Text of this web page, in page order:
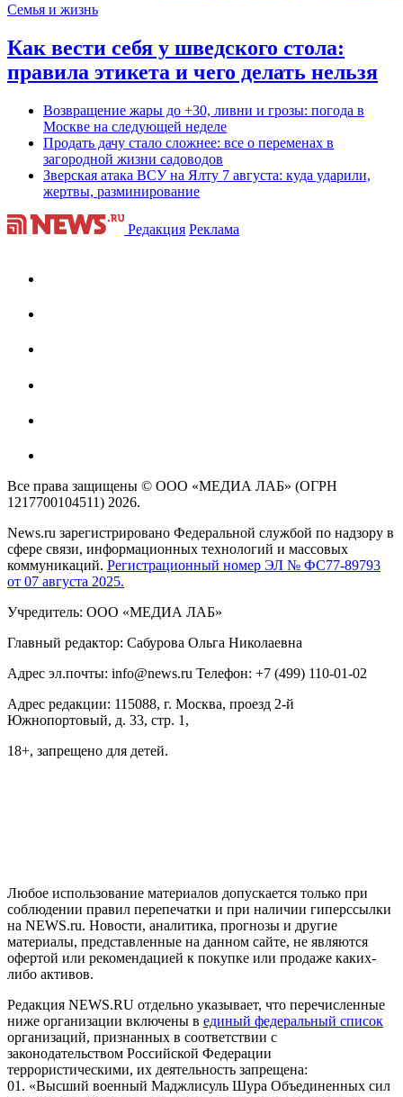
Семья и жизнь
Как вести себя у шведского стола:
правила этикета и чего делать нельзя
Возвращение жары до +30, ливни и грозы: погода в
Москве на следующей неделе
Продать дачу стало сложнее: все о переменах в
загородной жизни садоводов
Зверская атака ВСУ на Ялту 7 августа: куда ударили,
жертвы, разминирование
Редакция Реклама
Все права защищены © ООО «МЕДИА ЛАБ» (ОГРН
1217700104511) 2026.
News.ru зарегистрировано Федеральной службой по надзору в
сфере связи, информационных технологий и массовых
коммуникаций. Регистрационный номер ЭЛ № ФС77-89793
от 07 августа 2025.
Учредитель: ООО «МЕДИА ЛАБ»
Главный редактор: Сабурова Ольга Николаевна
Адрес эл.почты: info@news.ru Телефон: +7 (499) 110-01-02
Адрес редакции: 115088, г. Москва, проезд 2-й
Южнопортовый, д. 33, стр. 1,
18+, запрещено для детей.
Любое использование материалов допускается только при
соблюдении правил перепечатки и при наличии гиперссылки
на NEWS.ru. Новости, аналитика, прогнозы и другие
материалы, представленные на данном сайте, не являются
офертой или рекомендацией к покупке или продаже каких-
либо активов.
Редакция NEWS.RU отдельно указывает, что перечисленные
ниже организации включены в единый федеральный список
организаций, признанных в соответствии с
законодательством Российской Федерации
террористическими, их деятельность запрещена:
01. «Высший военный Маджлисуль Шура Объединенных сил